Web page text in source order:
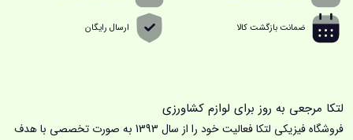
ضمانت بازگشت کالا ارسال رایگان
لتکا مرجعی به روز برای لوازم کشاورزی
فروشگاه فیزیکی لتکا فعالیت خود را از سال 1393 به صورت تخصصی با هدف